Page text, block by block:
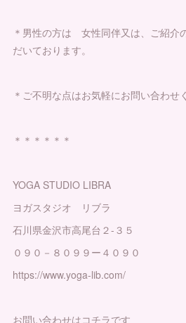
＊男性の方は 女性同伴又は、ご紹介
だいております。
＊ご不明な点はお気軽にお問い合わせ
＊＊＊＊＊＊
YOGA STUDIO LIBRA
ヨガスタジオ リブラ
石川県金沢市高尾台２-３５
０９０－８０９９ー４０９０
https://www.yoga-lib.com/
お問い合わせはコチラです